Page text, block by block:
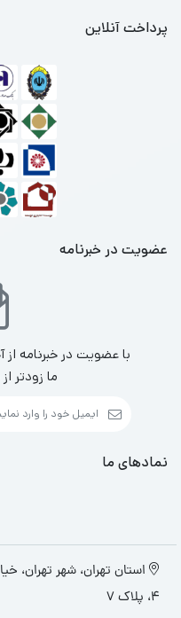
پرداخت آنلاین
عضویت در خبرنامه
با عضویت در خبرنامه
ما زودتر
نمادهای ما
استان تهران، شهر تهران،
4، پلاک 7